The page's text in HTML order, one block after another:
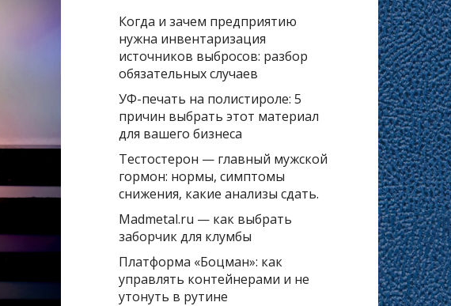
Когда и зачем предприятию
нужна инвентаризация
источников выбросов: разбор
обязательных случаев
УФ-печать на полистироле: 5
причин выбрать этот материал
для вашего бизнеса
Тестостерон — главный мужской
гормон: нормы, симптомы
снижения, какие анализы сдать.
Madmetal.ru — как выбрать
заборчик для клумбы
Платформа «Боцман»: как
управлять контейнерами и не
утонуть в рутине